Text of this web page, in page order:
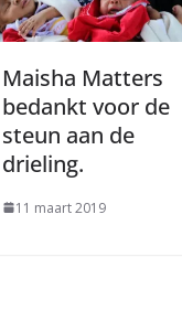
Maisha Matters
bedankt voor de
steun aan de
drieling.
11 maart 2019